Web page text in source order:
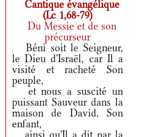
Cantique évangélique
(Lc 1,68-79)
Du Messie et de son
précurseur
Béni soit le Seigneur,
le Dieu d'Israël, car Il a
visité et racheté Son
peuple,
et nous a suscité un
puissant Sauveur dans la
maison de David, Son
enfant,